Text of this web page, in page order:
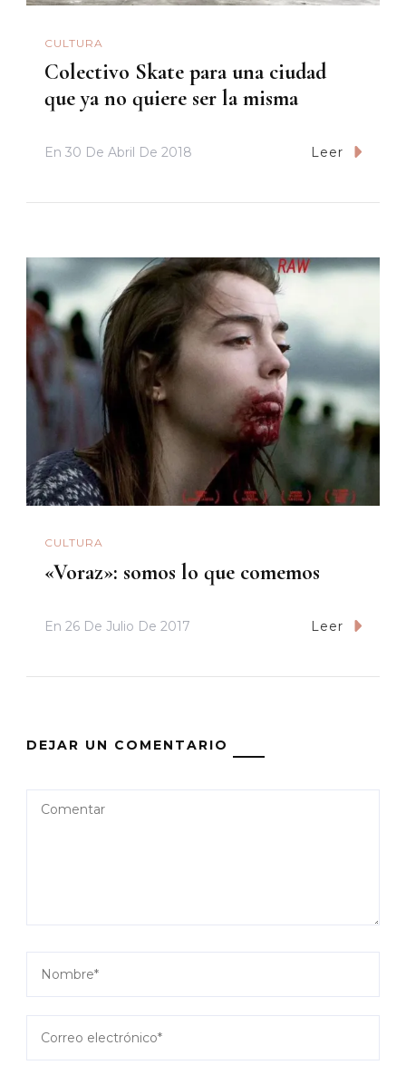
CULTURA
Colectivo Skate para una ciudad
que ya no quiere ser la misma
En 30 De Abril De 2018 Leer
CULTURA
«Voraz»: somos lo que comemos
En 26 De Julio De 2017 Leer
DEJAR UN COMENTARIO